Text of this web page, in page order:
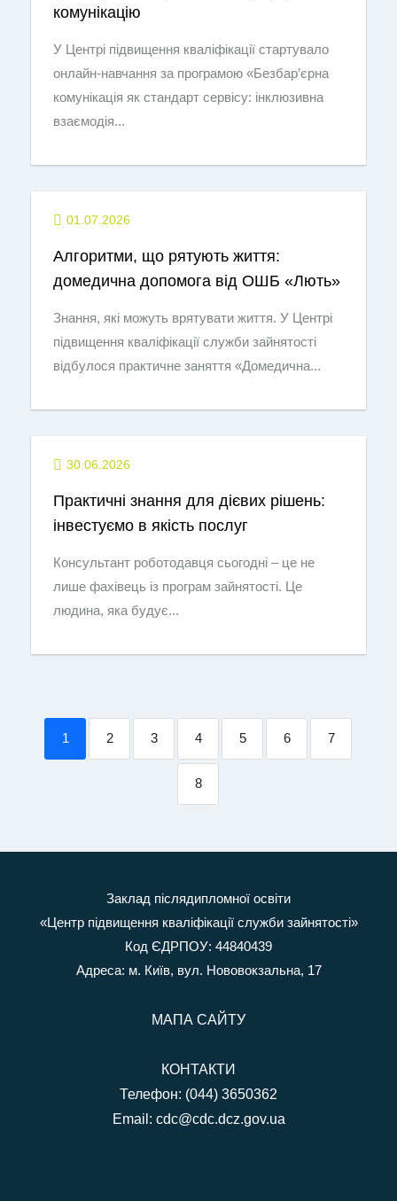
комунікацію
У Центрі підвищення кваліфікації стартувало
онлайн-навчання за програмою «Безбар’єрна
комунікація як стандарт сервісу: інклюзивна
взаємодія...
01.07.2026
Алгоритми, що рятують життя:
домедична допомога від ОШБ «Лють»
Знання, які можуть врятувати життя. У Центрі
підвищення кваліфікації служби зайнятості
відбулося практичне заняття «Домедична...
30.06.2026
Практичні знання для дієвих рішень:
інвестуємо в якість послуг
Консультант роботодавця сьогодні – це не
лише фахівець із програм зайнятості. Це
людина, яка будує...
1 2 3 4 5 6 7
8
Заклад післядипломної освіти
«Центр підвищення кваліфікації служби зайнятості»
Код ЄДРПОУ: 44840439
Адреса: м. Київ, вул. Нововокзальна, 17
МАПА САЙТУ
КОНТАКТИ
Телефон: (044) 3650362
Email: cdc@cdc.dcz.gov.ua